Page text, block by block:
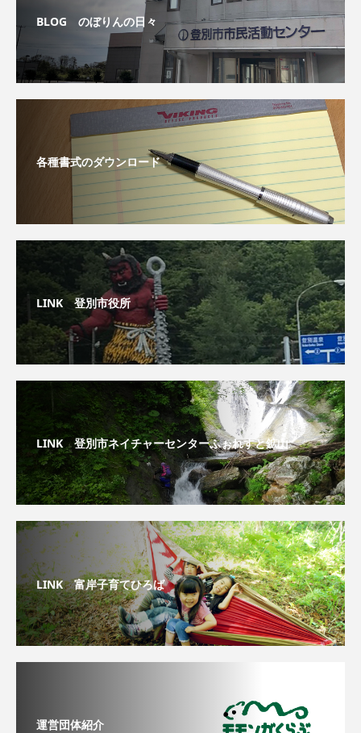
BLOG のぼりんの日々
各種書式のダウンロード
LINK 登別市役所
LINK 登別市ネイチャーセンターふぉれすと鉱山
LINK 富岸子育てひろば
運営団体紹介